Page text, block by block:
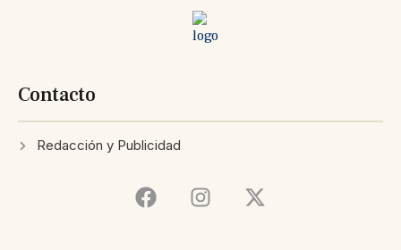
Contacto
Redacción y Publicidad